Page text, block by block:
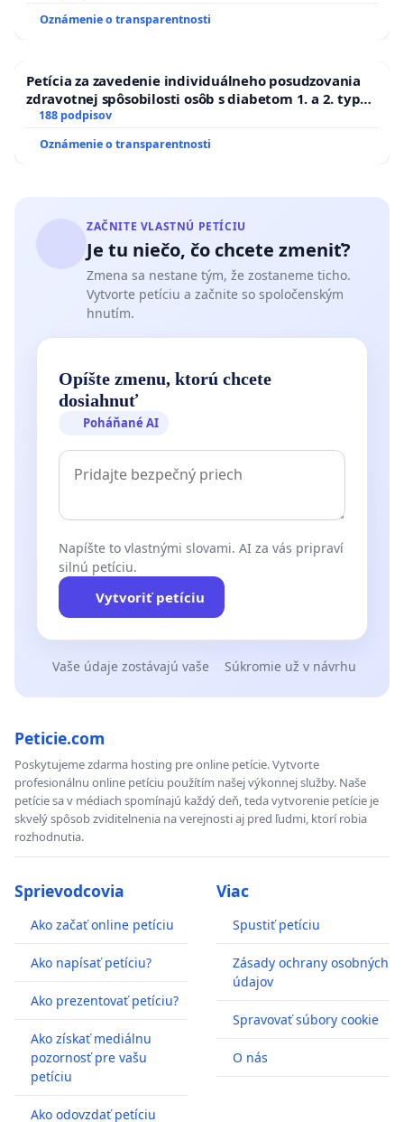
Oznámenie o transparentnosti
Petícia za zavedenie individuálneho posudzovania
zdravotnej spôsobilosti osôb s diabetom 1. a 2. typu
pri prijímaní do Policajného zboru SR
188 podpisov
Oznámenie o transparentnosti
ZAČNITE VLASTNÚ PETÍCIU
Je tu niečo, čo chcete zmeniť?
Zmena sa nestane tým, že zostaneme ticho.
Vytvorte petíciu a začnite so spoločenským
hnutím.
Opíšte zmenu, ktorú chcete
dosiahnuť
Poháňané AI
Napíšte to vlastnými slovami. AI za vás pripraví
silnú petíciu.
Vytvoriť petíciu
Vaše údaje zostávajú vaše Súkromie už v návrhu
Peticie.com
Poskytujeme zdarma hosting pre online petície. Vytvorte
profesionálnu online petíciu použítím našej výkonnej služby. Naše
petície sa v médiach spomínajú každý deň, teda vytvorenie petície je
skvelý spôsob zviditelnenia na verejnosti aj pred ľudmi, ktorí robia
rozhodnutia.
Sprievodcovia
Ako začať online petíciu
Ako napísať petíciu?
Ako prezentovať petíciu?
Ako získať mediálnu
pozornosť pre vašu
petíciu
Ako odovzdať petíciu
Viac
Spustiť petíciu
Zásady ochrany osobných
údajov
Spravovať súbory cookie
O nás